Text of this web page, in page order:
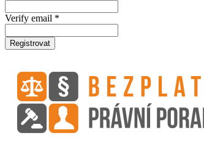
Verify email *
Registrovat